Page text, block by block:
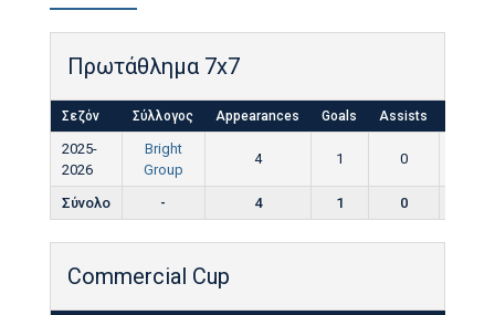
Πρωτάθλημα 7x7
Σεζόν Σύλλογος Appearances Goals Assists
2025-
2026
Bright
Group
4 1 0
Σύνολο - 4 1 0
Commercial Cup